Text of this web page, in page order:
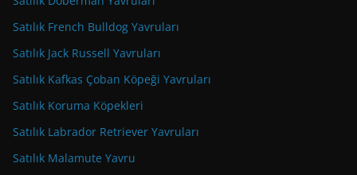
Satılık French Bulldog Yavruları
Satılık Jack Russell Yavruları
Satılık Kafkas Çoban Köpeği Yavruları
Satılık Koruma Köpekleri
Satılık Labrador Retriever Yavruları
Satılık Malamute Yavru